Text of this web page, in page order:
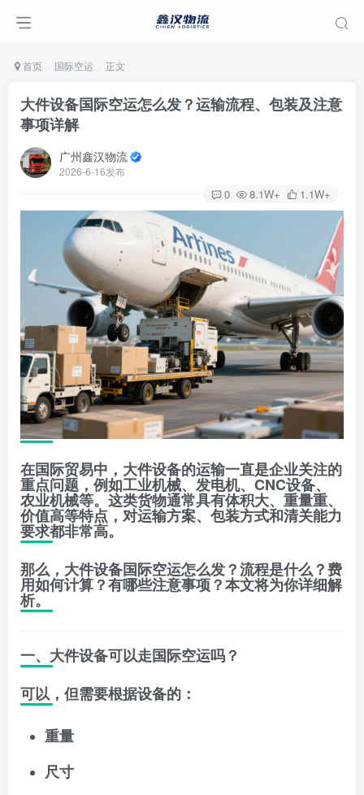
首页 国际空运 正文
大件设备国际空运怎么发？运输流程、包装及注意
事项详解
广州鑫汉物流
2026-6-16发布
0 8.1W+ 1.1W+
在国际贸易中，大件设备的运输一直是企业关注的
重点问题，例如工业机械、发电机、CNC设备、
农业机械等。这类货物通常具有体积大、重量重、
价值高等特点，对运输方案、包装方式和清关能力
要求都非常高。
那么，大件设备国际空运怎么发？流程是什么？费
用如何计算？有哪些注意事项？本文将为你详细解
析。
一、大件设备可以走国际空运吗？
可以，但需要根据设备的：
重量
尺寸